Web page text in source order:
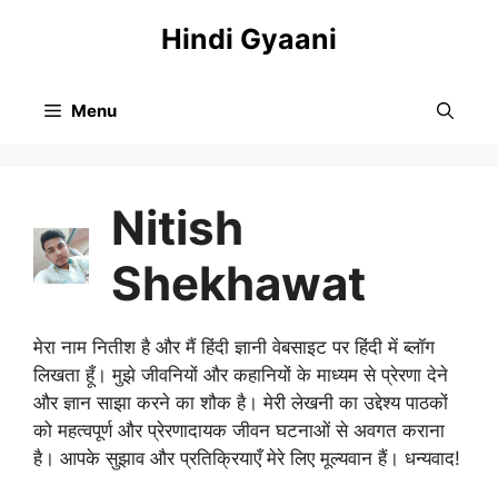
Hindi Gyaani
Menu
Nitish
Shekhawat
मेरा नाम नितीश है और मैं हिंदी ज्ञानी वेबसाइट पर हिंदी में ब्लॉग
लिखता हूँ। मुझे जीवनियों और कहानियों के माध्यम से प्रेरणा देने
और ज्ञान साझा करने का शौक है। मेरी लेखनी का उद्देश्य पाठकों
को महत्वपूर्ण और प्रेरणादायक जीवन घटनाओं से अवगत कराना
है। आपके सुझाव और प्रतिक्रियाएँ मेरे लिए मूल्यवान हैं। धन्यवाद!